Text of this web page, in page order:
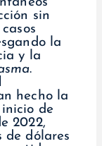
sin
la
y la
.
hecho la
de
2022,
de dólares